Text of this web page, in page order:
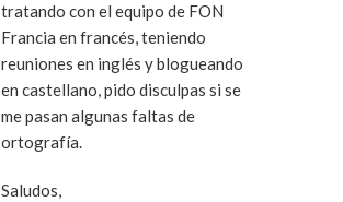
tratando con el equipo de FON
Francia en francés, teniendo
reuniones en inglés y blogueando
en castellano, pido disculpas si se
me pasan algunas faltas de
ortografía.
Saludos,